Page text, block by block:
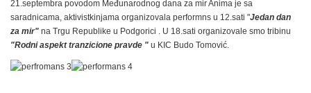
21.septembra povodom Međunarodnog dana za mir Anima je sa
saradnicama, aktivistkinjama organizovala performns u 12.sati "Jedan dan
za mir" na Trgu Republike u Podgorici . U 18.sati organizovale smo tribinu
"Rodni aspekt tranzicione pravde " u KIC Budo Tomović.